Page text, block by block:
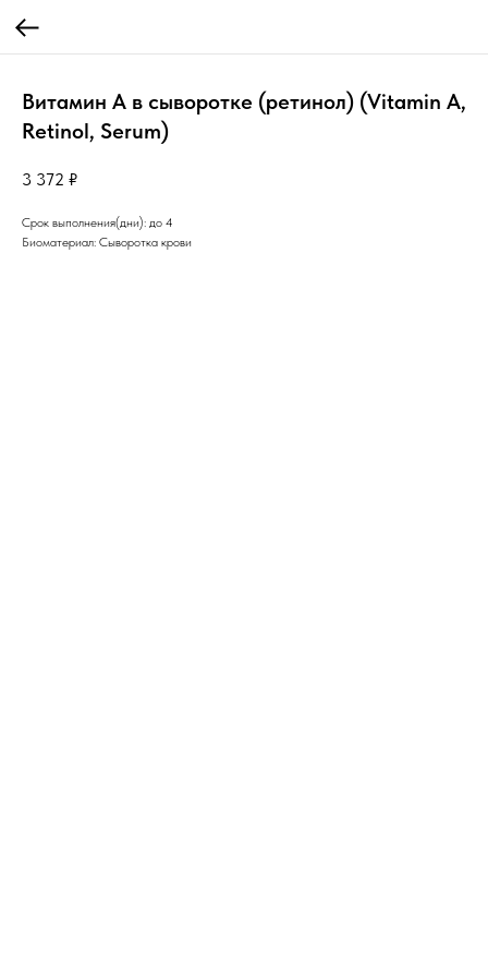
Витамин А в сыворотке (ретинол) (Vitamin A,
Retinol, Serum)
3 372 ₽
Срок выполнения(дни): до 4
Биоматериал: Сыворотка крови